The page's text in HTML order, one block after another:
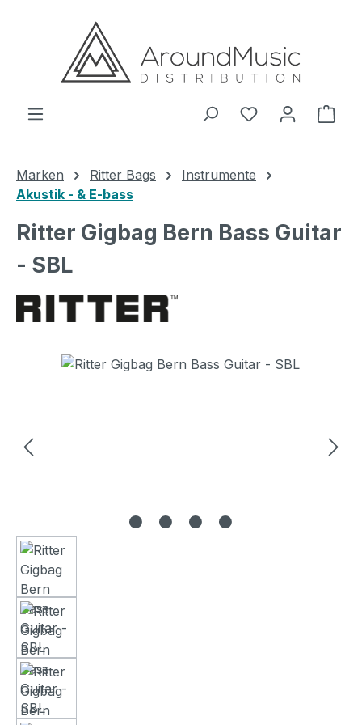
Zum Hauptinhalt springen
Marken Ritter Bags
Instrumente
Akustik - & E-bass
Ritter Gigbag Bern Bass Guitar
- SBL
Bildergalerie überspringen